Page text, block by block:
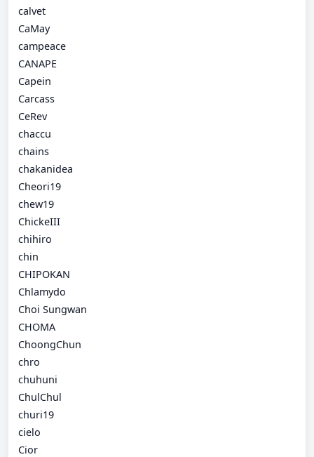
calvet
CaMay
campeace
CANAPE
Capein
Carcass
CeRev
chaccu
chains
chakanidea
Cheori19
chew19
ChickeIII
chihiro
chin
CHIPOKAN
Chlamydo
Choi Sungwan
CHOMA
ChoongChun
chro
chuhuni
ChulChul
churi19
cielo
Cior